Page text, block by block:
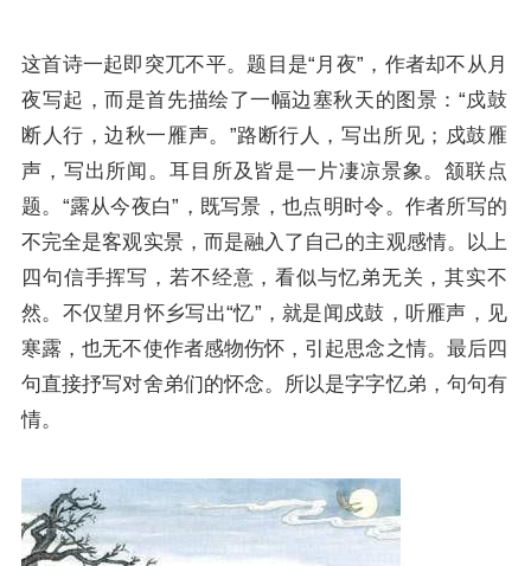
这首诗一起即突兀不平。题目是“月夜”，作者却不从月
夜写起，而是首先描绘了一幅边塞秋天的图景：“戍鼓
断人行，边秋一雁声。”路断行人，写出所见；戍鼓雁
声，写出所闻。耳目所及皆是一片凄凉景象。颔联点
题。“露从今夜白”，既写景，也点明时令。作者所写的
不完全是客观实景，而是融入了自己的主观感情。以上
四句信手挥写，若不经意，看似与忆弟无关，其实不
然。不仅望月怀乡写出“忆”，就是闻戍鼓，听雁声，见
寒露，也无不使作者感物伤怀，引起思念之情。最后四
句直接抒写对舍弟们的怀念。所以是字字忆弟，句句有
情。